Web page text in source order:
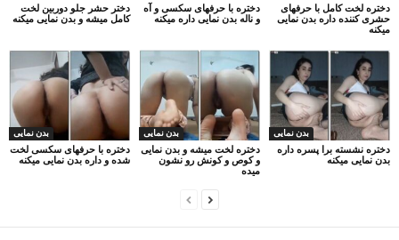
دختر حشر جلو دوربین لخت
کامل میشه و بدن نمایی میکنه
دختره با حرفهای سکسی و آه
و ناله بدن نمایی داره میکنه
دختره لخت کامل با حرفهای
حشری کننده داره بدن نمایی
میکنه
بدن نمایی
دختره با حرفهای سکسی لخت
شده و داره بدن نمایی میکنه
بدن نمایی
دختره لخت میشه و بدن نمایی
و کوص و کونش رو نشون
میده
بدن نمایی
دختره نشسته برا پسره داره
بدن نمایی میکنه